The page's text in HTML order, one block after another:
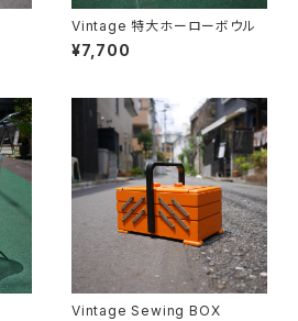
Vintage 特大ホーローボウル
¥7,700
Vintage Sewing BOX